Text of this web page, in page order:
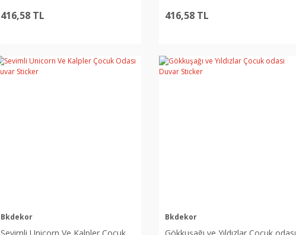
416,58 TL 416,58 TL
Bkdekor Bkdekor